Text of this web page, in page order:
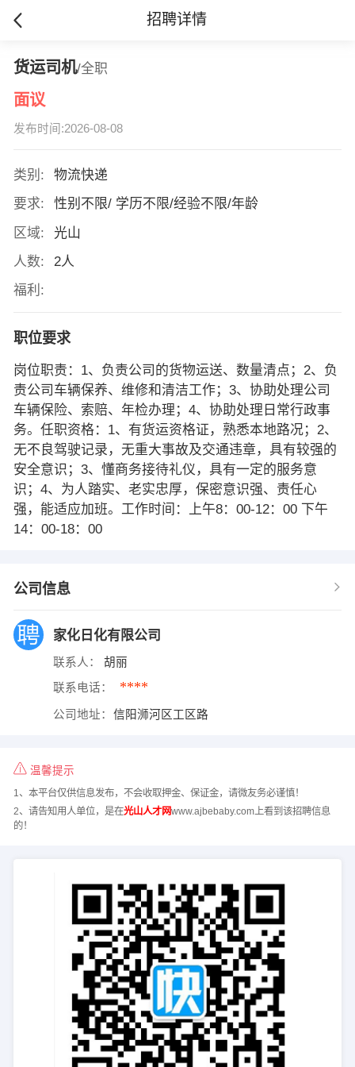
招聘详情
货运司机/全职
面议
发布时间:2026-08-08
类别:
物流快递
要求:
性别不限/ 学历不限/经验不限/年龄
区域:
光山
人数:
2人
福利:
职位要求
岗位职责：1、负责公司的货物运送、数量清点；2、负
责公司车辆保养、维修和清洁工作；3、协助处理公司
车辆保险、索赔、年检办理；4、协助处理日常行政事
务。任职资格：1、有货运资格证，熟悉本地路况；2、
无不良驾驶记录，无重大事故及交通违章，具有较强的
安全意识；3、懂商务接待礼仪，具有一定的服务意
识；4、为人踏实、老实忠厚，保密意识强、责任心
强，能适应加班。工作时间：上午8：00-12：00 下午
14：00-18：00
公司信息
家化日化有限公司
联系人： 胡丽
联系电话： ****
公司地址： 信阳浉河区工区路
温馨提示
1、本平台仅供信息发布，不会收取押金、保证金，请微友务必谨慎！
2、请告知用人单位，是在光山人才网www.ajbebaby.com上看到该招聘信息
的！